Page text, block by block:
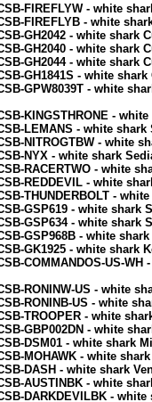
FIREFLYW - white
FIREFLYB - white
GH2042 - white shark
GH2040 - white shark
GH2044 - white shark
GH1841S - white
GPW8039T - white
KINGSTHRONE -
LEMANS - white shark
NITROGTBW - white
NYX - white shark
RACERTWO - white
REDDEVIL - white
THUNDERBOLT -
GSP619 - white shark
GSP634 - white shark
GSP968B - white
GK1925 - white shark
COMMANDOS-US-
RONINW-US - white
RONINB-US - white
TROOPER - white
GBP002DN - white
DSM01 - white shark
MOHAWK - white
DASH - white shark
AUSTINBK - white
DARKDEVILBK -